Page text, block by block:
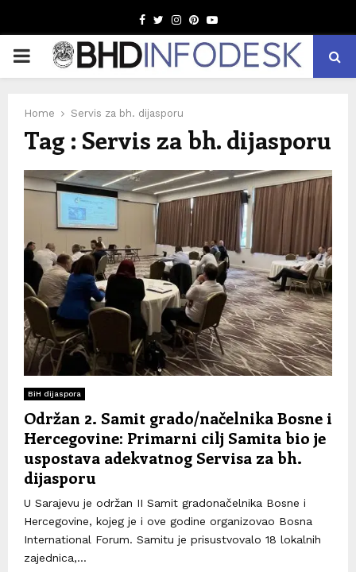
Facebook
TwitterInstagram
Pinterest
Youtube
PRIMARY
Home Servis za bh. dijasporu
Tag : Servis za bh. dijasporu
BiH dijaspora
Održan 2. Samit grado/načelnika Bosne i
Hercegovine: Primarni cilj Samita bio je
uspostava adekvatnog Servisa za bh.
dijasporu
U Sarajevu je održan II Samit gradonačelnika Bosne i
Hercegovine, kojeg je i ove godine organizovao Bosna
International Forum. Samitu je prisustvovalo 18 lokalnih
zajednica,...